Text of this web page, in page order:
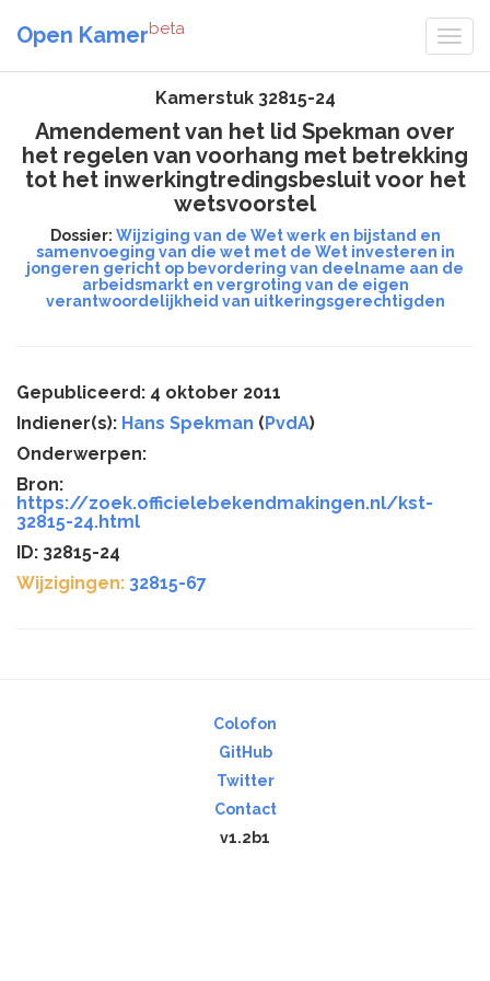
Open Kamerbeta
Kamerstuk 32815-24
Amendement van het lid Spekman over
het regelen van voorhang met betrekking
tot het inwerkingtredingsbesluit voor het
wetsvoorstel
Dossier: Wijziging van de Wet werk en bijstand en
samenvoeging van die wet met de Wet investeren in
jongeren gericht op bevordering van deelname aan de
arbeidsmarkt en vergroting van de eigen
verantwoordelijkheid van uitkeringsgerechtigden
Gepubliceerd: 4 oktober 2011
Indiener(s): Hans Spekman (PvdA)
Onderwerpen:
Bron:
https://zoek.officielebekendmakingen.nl/kst-
32815-24.html
ID: 32815-24
Wijzigingen: 32815-67
Colofon
GitHub
Twitter
Contact
v1.2b1